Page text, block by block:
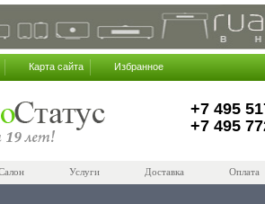
Карта сайта Избранное
+7 495
+7 495
Услуги Доставка Оплата